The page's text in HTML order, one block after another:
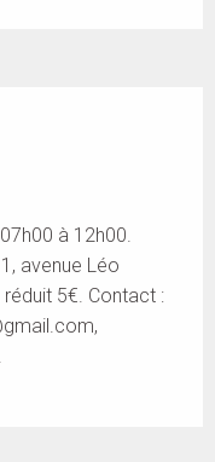
à 12h00.
avenue Léo
réduit 5€. Contact :
,